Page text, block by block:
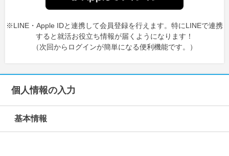
イベントを探す スカウト お知らせ
就活支援
就活ノウハウが満載！ お役立ち記事・相談室など
※LINE・Apple IDと連携して会員登録を行えます。特にLINEで連携
すると就活お役立ち情報が届くようになります！
（次回からログインが簡単になる便利機能です。）
個人情報の入力
基本情報